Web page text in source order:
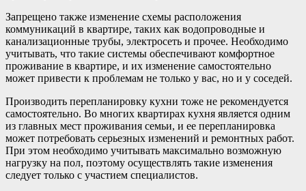
Запрещено также изменение схемы расположения
коммуникаций в квартире, таких как водопроводные и
канализационные трубы, электросеть и прочее. Необходимо
учитывать, что такие системы обеспечивают комфортное
проживание в квартире, и их изменение самостоятельно
может привести к проблемам не только у вас, но и у соседей.
Производить перепланировку кухни тоже не рекомендуется
самостоятельно. Во многих квартирах кухня является одним
из главных мест проживания семьи, и ее перепланировка
может потребовать серьезных изменений и ремонтных работ.
При этом необходимо учитывать максимально возможную
нагрузку на пол, поэтому осуществлять такие изменения
следует только с участием специалистов.